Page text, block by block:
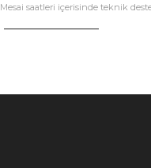
Mesai saatleri içerisinde teknik